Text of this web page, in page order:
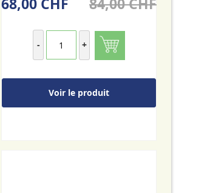
- +
Voir le produit